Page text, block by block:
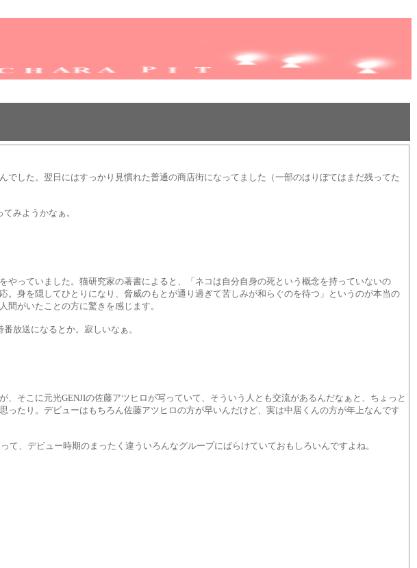
した。翌日にはすっかり見慣れた普通の商店街になってました（一部のはりぼてはまだ残ってた
みようかなぁ。
っていました。猫研究家の著書によると、「ネコは自分自身の死という概念を持っていないの
身を隠してひとりになり、脅威のもとが通り過ぎて苦しみが和らぐのを待つ」というのが本当の
がいたことの方に驚きを感じます。
放送になるとか。寂しいなぁ。
そこに元光GENJIの佐藤アツヒロが写っていて、そういう人とも交流があるんだなぁと、ちょっと
たり。デビューはもちろん佐藤アツヒロの方が早いんだけど、実は中居くんの方が年上なんです
、デビュー時期のまったく違ういろんなグループにばらけていておもしろいんですよね。